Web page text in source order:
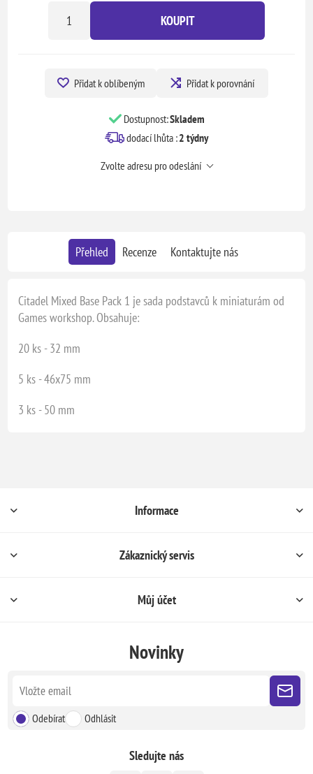
KOUPIT
Přidat k oblíbeným Přidat k porovnání
Dostupnost:Skladem
dodací lhůta :2 týdny
Zvolte adresu pro odeslání
Přehled Recenze Kontaktujte nás
Citadel Mixed Base Pack 1 je sada podstavců k miniaturám od
Games workshop. Obsahuje:
20 ks - 32 mm
5 ks - 46x75 mm
3 ks - 50 mm
Informace
Zákaznický servis
Můj účet
Novinky
Odebírat Odhlásit
Sledujte nás